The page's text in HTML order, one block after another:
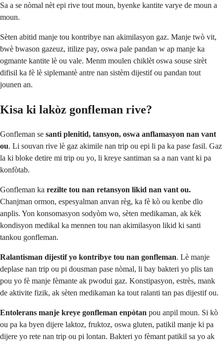
Sa a se nòmal nèt epi rive tout moun, byenke kantite varye de moun a
moun.
Sèten abitid manje tou kontribye nan akimilasyon gaz. Manje twò vit,
bwè bwason gazeuz, itilize pay, oswa pale pandan w ap manje ka
ogmante kantite lè ou vale. Menm moulen chiklèt oswa souse sirèt
difisil ka fè lè siplemantè antre nan sistèm dijestif ou pandan tout
jounen an.
Kisa ki lakòz gonfleman rive?
Gonfleman se santi plenitid, tansyon, oswa anflamasyon nan vant
ou. Li souvan rive lè gaz akimile nan trip ou epi li pa ka pase fasil. Gaz
la ki bloke detire mi trip ou yo, li kreye santiman sa a nan vant ki pa
konfòtab.
Gonfleman ka rezilte tou nan retansyon likid nan vant ou.
Chanjman ormon, espesyalman anvan règ, ka fè kò ou kenbe dlo
anplis. Yon konsomasyon sodyòm wo, sèten medikaman, ak kèk
kondisyon medikal ka mennen tou nan akimilasyon likid ki santi
tankou gonfleman.
Ralantisman dijestif yo kontribye tou nan gonfleman. Lè manje
deplase nan trip ou pi dousman pase nòmal, li bay bakteri yo plis tan
pou yo fè manje fèmante ak pwodui gaz. Konstipasyon, estrès, mank
de aktivite fizik, ak sèten medikaman ka tout ralanti tan pas dijestif ou.
Entolerans manje kreye gonfleman enpòtan pou anpil moun. Si kò
ou pa ka byen dijere laktoz, fruktoz, oswa gluten, patikil manje ki pa
dijere yo rete nan trip ou pi lontan. Bakteri yo fèmant patikil sa yo ak